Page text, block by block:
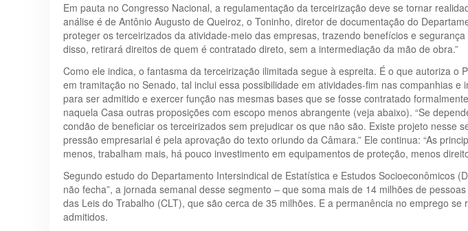
Em pauta no Congresso Nacional, a regulamentação da terceirização deve se tornar
análise é de Antônio Augusto de Queiroz, o Toninho, diretor de documentação do
proteger os terceirizados da atividade-meio das empresas, trazendo benefícios e
disso, retirará direitos de quem é contratado direto, sem a intermediação da mão de obra.”
Como ele indica, o fantasma da terceirização ilimitada segue à espreita. É o que autoriza
em tramitação no Senado, tal inclui essa possibilidade em atividades-fim nas companhias
para ser admitido e exercer função nas mesmas bases que se fosse contratado
naquela Casa outras proposições com escopo menos abrangente (veja abaixo). “Se
condão de beneficiar os terceirizados sem prejudicar os que não são. Existe projeto
pressão empresarial é pela aprovação do texto oriundo da Câmara.” Ele continua: “As
menos, trabalham mais, há pouco investimento em equipamentos de proteção, menos
Segundo estudo do Departamento Intersindical de Estatística e Estudos Socio­econômicos
não fecha”, a jornada semanal desse segmento – que soma mais de 14 milhões de
das Leis do Trabalho (CLT), que são cerca de 35 milhões. E a permanência no emprego
admitidos.